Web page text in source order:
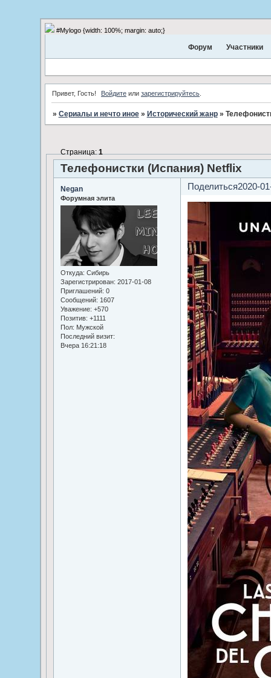
#Mylogo {width: 100%; margin: auto;}
Форум Участники
Привет, Гость! Войдите или зарегистрируйтесь
» Сериалы и нечто иное » Исторический жанр »
Телефонистки (Испания) Netflix
Страница:1
Поделиться2020-
Negan
Форумная элита
Откуда: Сибирь
Зарегистрирован: 2017-01-08
Приглашений: 0
Сообщений: 1607
Уважение: +570
Позитив: +1111
Пол: Мужской
Последний визит:
Вчера 16:21:18